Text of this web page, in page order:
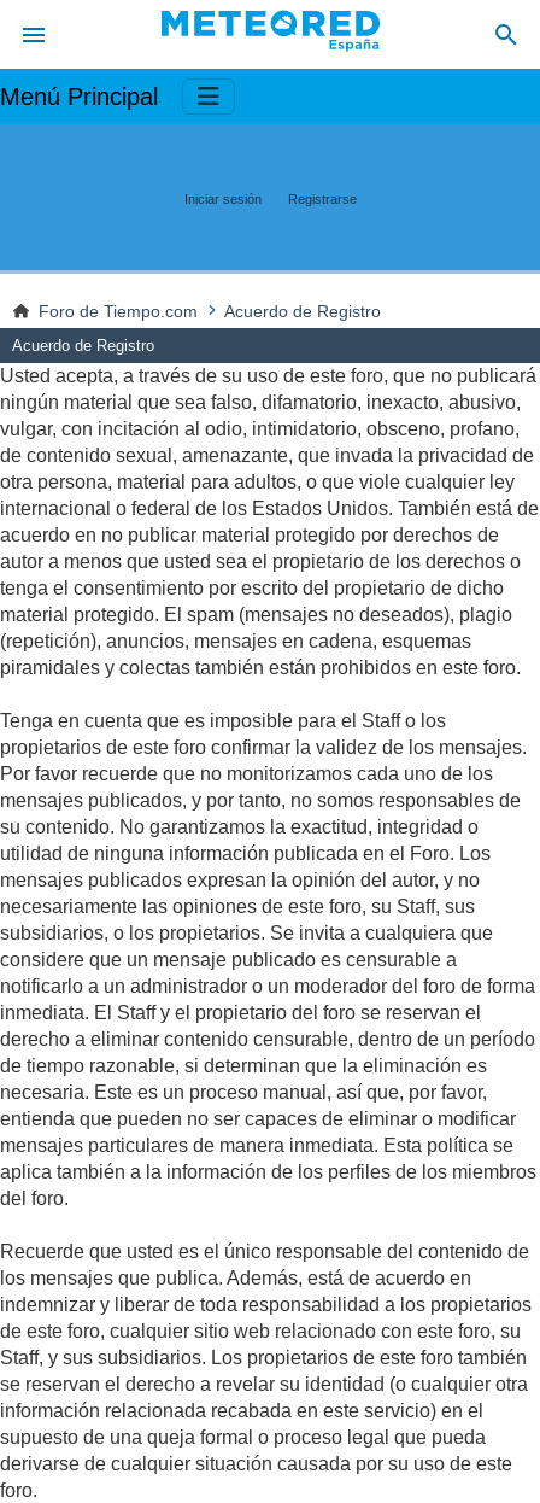
Menú Principal
Iniciar sesión Registrarse
Foro de Tiempo.com Acuerdo de Registro
Acuerdo de Registro
Usted acepta, a través de su uso de este foro, que no publicará
ningún material que sea falso, difamatorio, inexacto, abusivo,
vulgar, con incitación al odio, intimidatorio, obsceno, profano,
de contenido sexual, amenazante, que invada la privacidad de
otra persona, material para adultos, o que viole cualquier ley
internacional o federal de los Estados Unidos. También está de
acuerdo en no publicar material protegido por derechos de
autor a menos que usted sea el propietario de los derechos o
tenga el consentimiento por escrito del propietario de dicho
material protegido. El spam (mensajes no deseados), plagio
(repetición), anuncios, mensajes en cadena, esquemas
piramidales y colectas también están prohibidos en este foro.
Tenga en cuenta que es imposible para el Staff o los
propietarios de este foro confirmar la validez de los mensajes.
Por favor recuerde que no monitorizamos cada uno de los
mensajes publicados, y por tanto, no somos responsables de
su contenido. No garantizamos la exactitud, integridad o
utilidad de ninguna información publicada en el Foro. Los
mensajes publicados expresan la opinión del autor, y no
necesariamente las opiniones de este foro, su Staff, sus
subsidiarios, o los propietarios. Se invita a cualquiera que
considere que un mensaje publicado es censurable a
notificarlo a un administrador o un moderador del foro de forma
inmediata. El Staff y el propietario del foro se reservan el
derecho a eliminar contenido censurable, dentro de un período
de tiempo razonable, si determinan que la eliminación es
necesaria. Este es un proceso manual, así que, por favor,
entienda que pueden no ser capaces de eliminar o modificar
mensajes particulares de manera inmediata. Esta política se
aplica también a la información de los perfiles de los miembros
del foro.
Recuerde que usted es el único responsable del contenido de
los mensajes que publica. Además, está de acuerdo en
indemnizar y liberar de toda responsabilidad a los propietarios
de este foro, cualquier sitio web relacionado con este foro, su
Staff, y sus subsidiarios. Los propietarios de este foro también
se reservan el derecho a revelar su identidad (o cualquier otra
información relacionada recabada en este servicio) en el
supuesto de una queja formal o proceso legal que pueda
derivarse de cualquier situación causada por su uso de este
foro.